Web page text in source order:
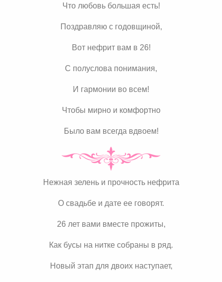
Что любовь большая есть!
Поздравляю с годовщиной,
Вот нефрит вам в 26!
С полуслова понимания,
И гармонии во всем!
Чтобы мирно и комфортно
Было вам всегда вдвоем!
Нежная зелень и прочность нефрита
О свадьбе и дате ее говорят.
26 лет вами вместе прожиты,
Как бусы на нитке собраны в ряд.
Новый этап для двоих наступает,